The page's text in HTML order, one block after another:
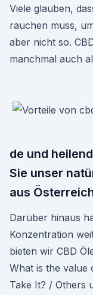
Viele glauben,
rauchen muss,
aber nicht so.
manchmal auch
de und
Sie unser
aus
Darüber hinaus
Konzentration
bieten wir CBD
What is the value
Take It? / Others